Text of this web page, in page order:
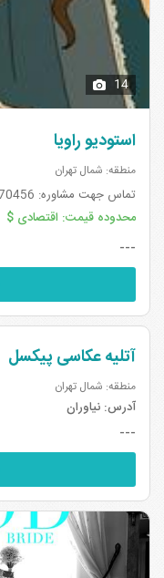
14
استودیو راویا
منطقه: شمال تهران
تماس جهت مشاوره: 09124770456
محدوده قیمت: اقتصادی $
---
آتلیه عکاسی پیکسل
منطقه: شمال تهران
آدرس: نیاوران
---